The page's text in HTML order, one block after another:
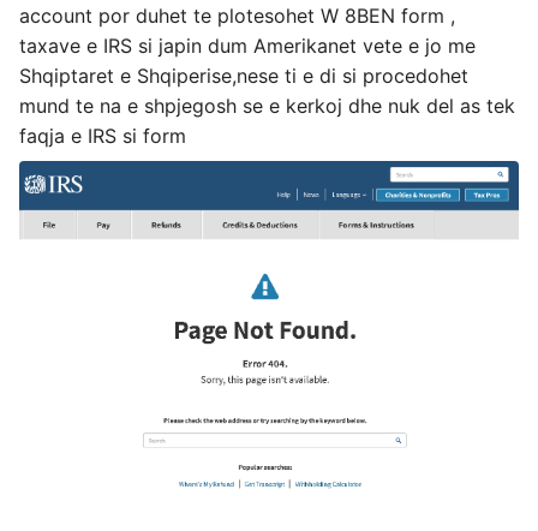
account por duhet te plotesohet W 8BEN form ,
taxave e IRS si japin dum Amerikanet vete e jo me
Shqiptaret e Shqiperise,nese ti e di si procedohet
mund te na e shpjegosh se e kerkoj dhe nuk del as tek
faqja e IRS si form